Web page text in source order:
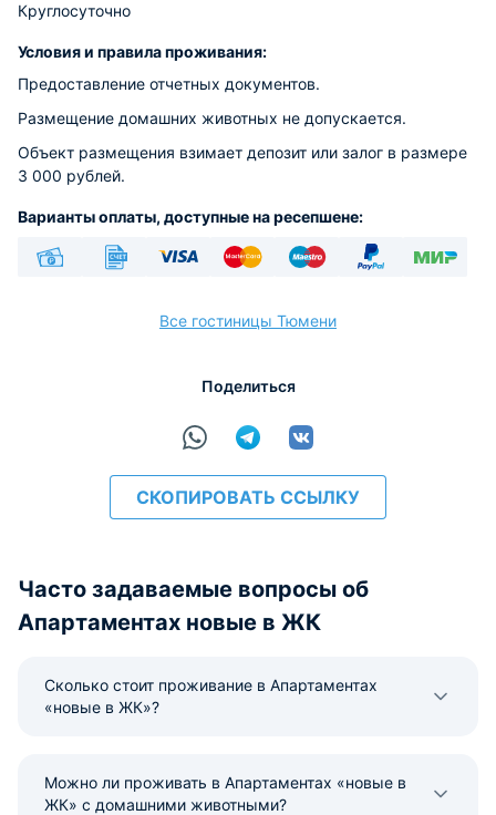
Круглосуточно
Условия и правила проживания:
Предоставление отчетных документов.
Размещение домашних животных не допускается.
Объект размещения взимает депозит или залог в размере
3 000 рублей.
Варианты оплаты, доступные на ресепшене:
Все гостиницы Тюмени
Поделиться
СКОПИРОВАТЬ ССЫЛКУ
Часто задаваемые вопросы об
Апартаментах новые в ЖК
Сколько стоит проживание в Апартаментах
«новые в ЖК»?
Можно ли проживать в Апартаментах «новые в
ЖК» с домашними животными?